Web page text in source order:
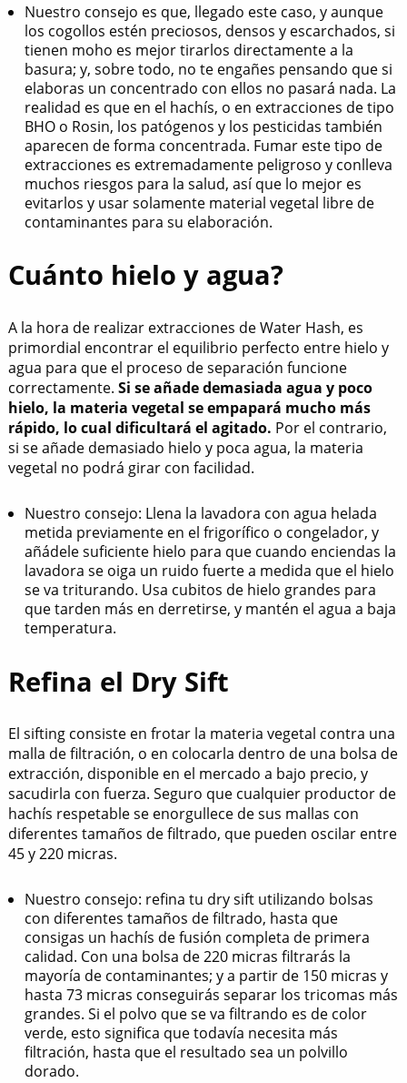
Nuestro consejo es que, llegado este caso, y aunque
los cogollos estén preciosos, densos y escarchados, si
tienen moho es mejor tirarlos directamente a la
basura; y, sobre todo, no te engañes pensando que si
elaboras un concentrado con ellos no pasará nada. La
realidad es que en el hachís, o en extracciones de tipo
BHO o Rosin, los patógenos y los pesticidas también
aparecen de forma concentrada. Fumar este tipo de
extracciones es extremadamente peligroso y conlleva
muchos riesgos para la salud, así que lo mejor es
evitarlos y usar solamente material vegetal libre de
contaminantes para su elaboración.
Cuánto hielo y agua?
A la hora de realizar extracciones de Water Hash, es
primordial encontrar el equilibrio perfecto entre hielo y
agua para que el proceso de separación funcione
correctamente. Si se añade demasiada agua y poco
hielo, la materia vegetal se empapará mucho más
rápido, lo cual dificultará el agitado. Por el contrario,
si se añade demasiado hielo y poca agua, la materia
vegetal no podrá girar con facilidad.
Nuestro consejo: Llena la lavadora con agua helada
metida previamente en el frigorífico o congelador, y
añádele suficiente hielo para que cuando enciendas la
lavadora se oiga un ruido fuerte a medida que el hielo
se va triturando. Usa cubitos de hielo grandes para
que tarden más en derretirse, y mantén el agua a baja
temperatura.
Refina el Dry Sift
El sifting consiste en frotar la materia vegetal contra una
malla de filtración, o en colocarla dentro de una bolsa de
extracción, disponible en el mercado a bajo precio, y
sacudirla con fuerza. Seguro que cualquier productor de
hachís respetable se enorgullece de sus mallas con
diferentes tamaños de filtrado, que pueden oscilar entre
45 y 220 micras.
Nuestro consejo: refina tu dry sift utilizando bolsas
con diferentes tamaños de filtrado, hasta que
consigas un hachís de fusión completa de primera
calidad. Con una bolsa de 220 micras filtrarás la
mayoría de contaminantes; y a partir de 150 micras y
hasta 73 micras conseguirás separar los tricomas más
grandes. Si el polvo que se va filtrando es de color
verde, esto significa que todavía necesita más
filtración, hasta que el resultado sea un polvillo
dorado.